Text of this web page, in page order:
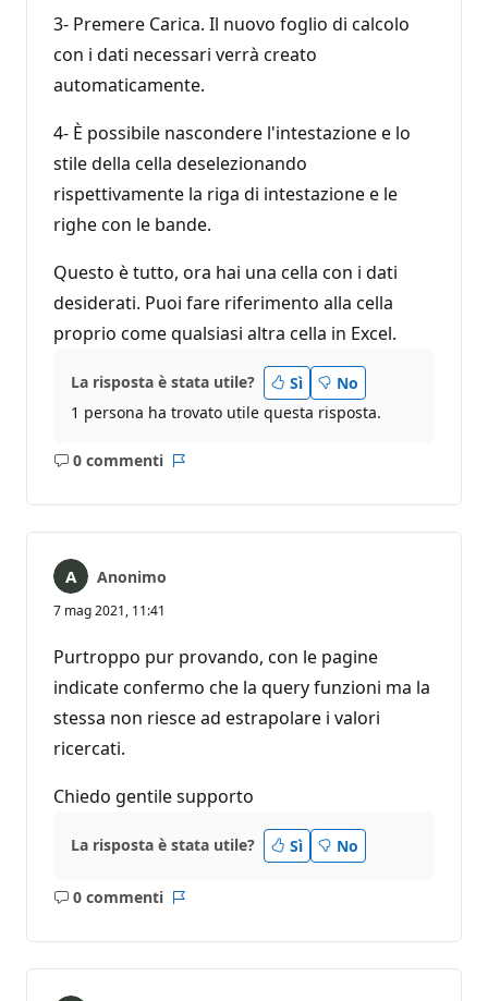
3- Premere Carica. Il nuovo foglio di calcolo
con i dati necessari verrà creato
automaticamente.
4- È possibile nascondere l'intestazione e lo
stile della cella deselezionando
rispettivamente la riga di intestazione e le
righe con le bande.
Questo è tutto, ora hai una cella con i dati
desiderati. Puoi fare riferimento alla cella
proprio come qualsiasi altra cella in Excel.
La risposta è stata utile? Sì
No
1 persona ha trovato utile questa risposta.
0 commenti
Nessun
Anonimo
7 mag 2021, 11:41
Purtroppo pur provando, con le pagine
indicate confermo che la query funzioni ma la
stessa non riesce ad estrapolare i valori
ricercati.
Chiedo gentile supporto
La risposta è stata utile? Sì No
0 commenti
Nessun